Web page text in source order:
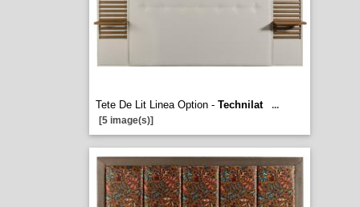
Tete De Lit Linea Option - Technilat
...
[5 image(s)]